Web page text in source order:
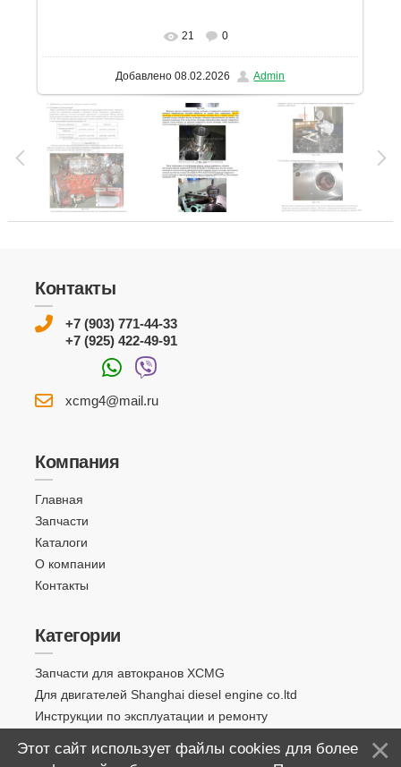
В реальном размере 1131x1600
21 0
Добавлено 08.02.2026 Admin
Контакты
+7 (903) 771-44-33
+7 (925) 422-49-91
xcmg4@mail.ru
Компания
Главная
Запчасти
Каталоги
О компании
Контакты
Категории
Запчасти для автокранов XCMG
Для двигателей Shanghai diesel engine co.ltd
Инструкции по эксплуатации и ремонту
Этот сайт использует файлы cookies для более